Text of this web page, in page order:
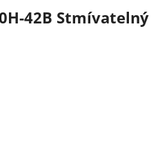
42B Stmívatelný